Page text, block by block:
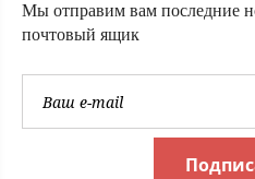
Мы отправим вам последние
почтовый ящик